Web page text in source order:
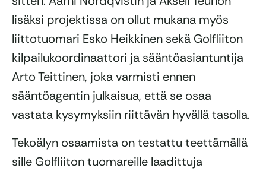
lisäksi projektissa on ollut mukana myös
liittotuomari Esko Heikkinen sekä Golfliiton
kilpailukoordinaattori ja sääntöasiantuntija
Arto Teittinen, joka varmisti ennen
sääntöagentin julkaisua, että se osaa
vastata kysymyksiin riittävän hyvällä tasolla.
Tekoälyn osaamista on testattu teettämällä
sille Golfliiton tuomareille laadittuja